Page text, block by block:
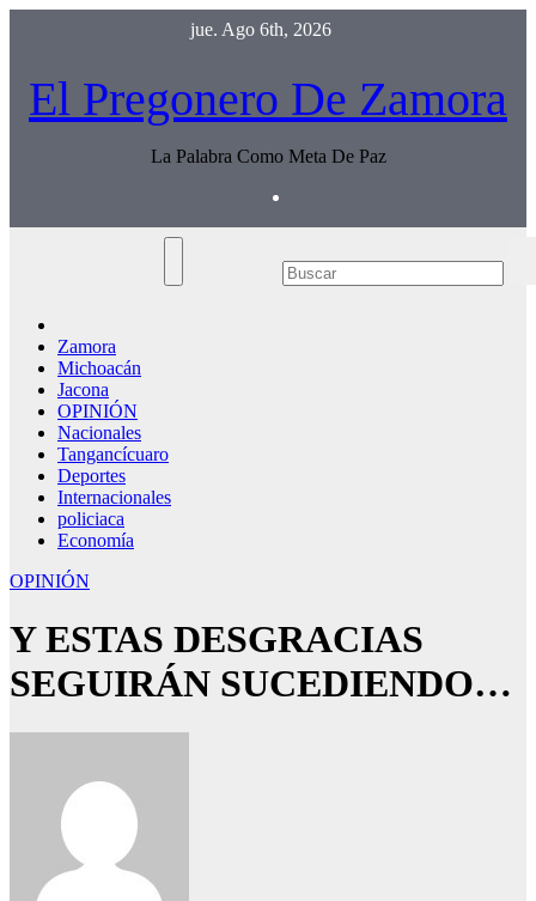
jue. Ago 6th, 2026
El Pregonero De Zamora
La Palabra Como Meta De Paz
Zamora
Michoacán
Jacona
OPINIÓN
Nacionales
Tangancícuaro
Deportes
Internacionales
policiaca
Economía
OPINIÓN
Y ESTAS DESGRACIAS
SEGUIRÁN SUCEDIENDO…